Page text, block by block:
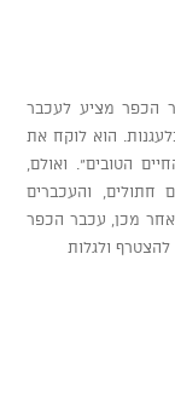
הכפר מציע לעכבר
הוא לוקח את
הטובים". ואולם,
חתולים, והעכברים
מכן, עכבר הכפר
ולגלות